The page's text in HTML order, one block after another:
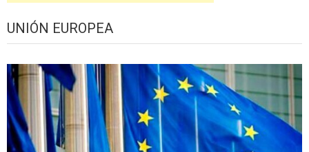
UNIÓN EUROPEA